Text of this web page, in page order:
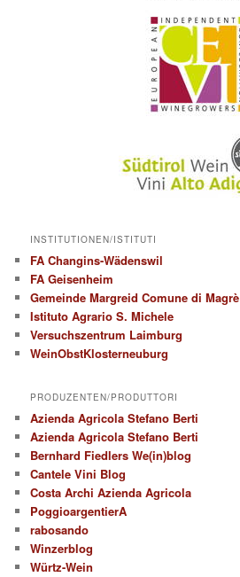
INSTITUTIONEN/ISTITUTI
FA Changins-Wädenswil
FA Geisenheim
Gemeinde Margreid Comune di Magrè
Istituto Agrario S. Michele
Versuchszentrum Laimburg
WeinObstKlosterneuburg
PRODUZENTEN/PRODUTTORI
Azienda Agricola Stefano Berti
Azienda Agricola Stefano Berti
Bernhard Fiedlers We(in)blog
Cantele Vini Blog
Costa Archi Azienda Agricola
PoggioargentierA
rabosando
Winzerblog
Würtz-Wein